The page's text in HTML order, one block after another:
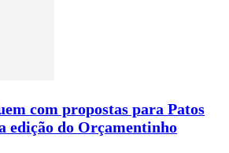
com propostas para Patos
edição do Orçamentinho